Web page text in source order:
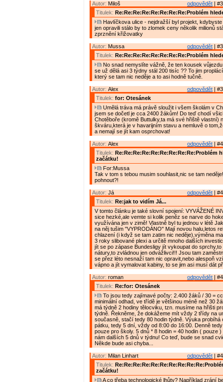
odpovědět |
Autor: Miloš
Titulek: Re:Re:Re:Re:Re:Re:Re:Re:Problém
Havlíčkova ulice - nejdražší byl projekt, kdybyste
jen opravili stálo by to zlomek ceny několik milionů
zprznění křižovatky
odpovědět |
Autor: Mussa
Titulek: Re:Re:Re:Re:Re:Re:Re:Re:Problém
No snad nemyslíte vážně, že ten kousek
se už dělá asi 3 týdny stál 200 tisíc ?? To jim
který se tam nic neděje a to asi hodně tučně.
odpovědět |
Autor: Alex
Titulek: for: Otesánek
Umělá tráva má právě sloužit i všem školám v
jsem se dočetl je cca 2400 žákům! Do teď chodí
Chotěboře (kromě Buttulky,ta má své hřiště vlastní)
škváru,která je v havarijním stavu a nemluvě o
a nemají se jít kam osprchovat!
odpovědět |
Autor: Alex
Titulek: Re:Re:Re:Re:Re:Re:Re:Re:Re:Problém
začátku!
For:Mussa
Tak v tom s tebou musim souhlasit,nic se tam
pohnout?!
odpovědět |
Autor: Já
Titulek: Re:jak to vidím Já...
V tomto článku je také slovní spojení: VYVÁŽENÉ
sice hezké,ale vemte si kolik peněz se narve do
využívána jen v zimě! Vlastně byl tu jednou v létě
na něj tušim "VYPRODÁNO" Mají novou halu,letos
chlazení (i když se tam zatim nic neděje),výměna
3 roky slibované plexi a určitě mnoho dalších
jít se po zápase Bundesligy jít vykoupat do sprchy,to
nátury,to zvládnou jen odvážlivci!!! Jsou tam
se přez léto nesnaží tam nic opravit,nebo alespoň
vápno a jít vymalovat kabiny, to se jim asi musí dát
odpovědět |
Autor: roman
Titulek: Re:for: Otesánek
To jsou tedy zajímavé počty: 2.400 žáků / 30 =
minimální odhad, ve třídě je většinou méně než 30
má týdně 2 hodiny tělocviku, tzn. musíme na hřišti
týdně. Řekněme, že dokážeme mít vždy 2 třídy na
současně, stačí tedy 80 hodin týdně. Výuka probíhá
pátku, tedy 5 dní, vždy od 8:00 do 16:00. Denně
pouze pro školy. 5 dnů * 8 hodin = 40 hodin ( pouze
nám dalších 5 dnů v týdnu! Co teď, bude se snad
Někde bude asi chyba...
odpovědět |
Autor: Milan Linhart
Titulek:
začátku!
A co třeba technologické lhůty? Například zrání